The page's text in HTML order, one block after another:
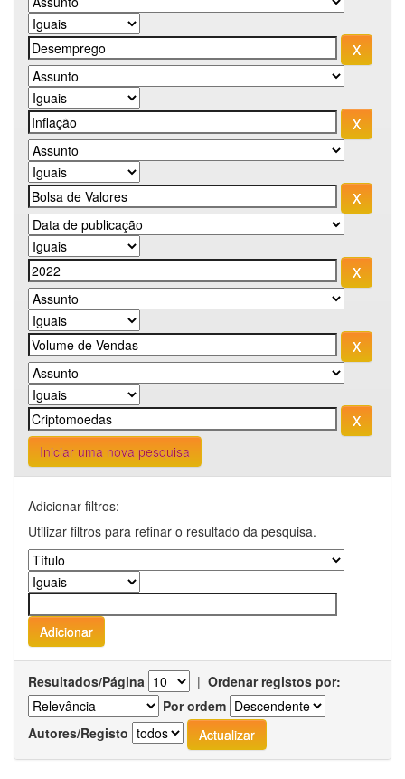
Iniciar uma nova pesquisa
Adicionar filtros:
Utilizar filtros para refinar o resultado da pesquisa.
Resultados/Página | Ordenar registos por:
Por ordem
Autores/Registo